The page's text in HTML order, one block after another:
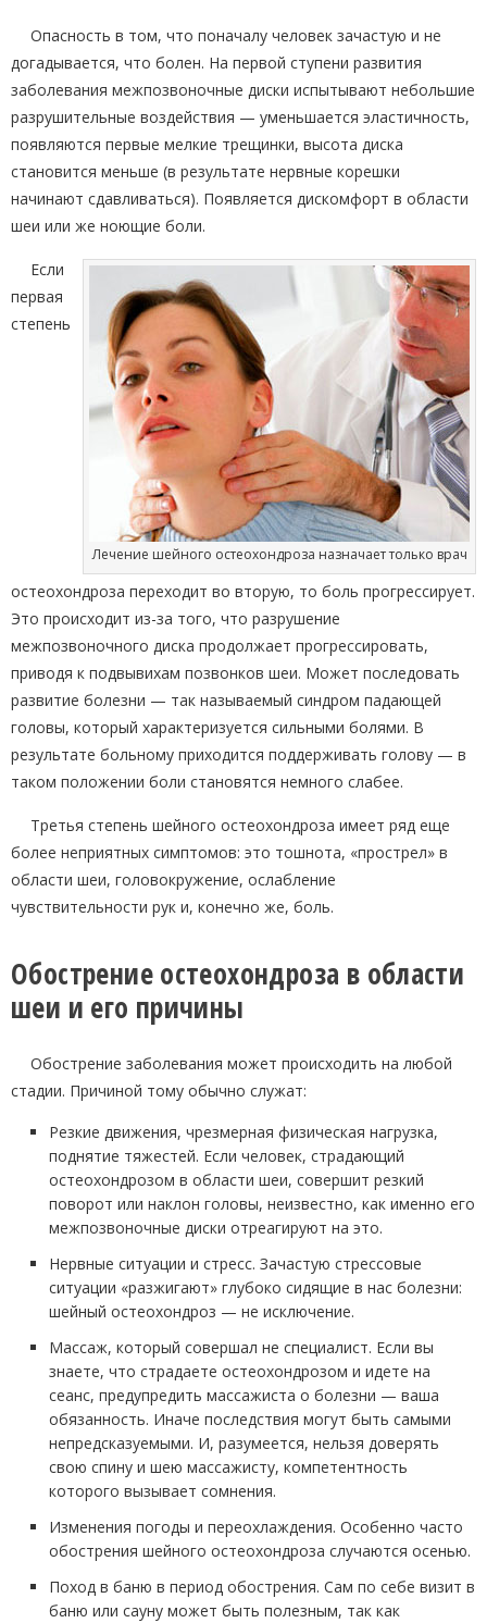
Опасность в том, что поначалу человек зачастую и не
догадывается, что болен. На первой ступени развития
заболевания межпозвоночные диски испытывают небольшие
разрушительные воздействия — уменьшается эластичность,
появляются первые мелкие трещинки, высота диска
становится меньше (в результате нервные корешки
начинают сдавливаться). Появляется дискомфорт в области
шеи или же ноющие боли.
Лечение шейного остеохондроза назначает только врач
Если
первая
степень
остеохондроза переходит во вторую, то боль прогрессирует.
Это происходит из-за того, что разрушение
межпозвоночного диска продолжает прогрессировать,
приводя к подвывихам позвонков шеи. Может последовать
развитие болезни — так называемый синдром падающей
головы, который характеризуется сильными болями. В
результате больному приходится поддерживать голову — в
таком положении боли становятся немного слабее.
Третья степень шейного остеохондроза имеет ряд еще
более неприятных симптомов: это тошнота, «прострел» в
области шеи, головокружение, ослабление
чувствительности рук и, конечно же, боль.
Обострение остеохондроза в области
шеи и его причины
Обострение заболевания может происходить на любой
стадии. Причиной тому обычно служат:
Резкие движения, чрезмерная физическая нагрузка,
поднятие тяжестей. Если человек, страдающий
остеохондрозом в области шеи, совершит резкий
поворот или наклон головы, неизвестно, как именно его
межпозвоночные диски отреагируют на это.
Нервные ситуации и стресс. Зачастую стрессовые
ситуации «разжигают» глубоко сидящие в нас болезни:
шейный остеохондроз — не исключение.
Массаж, который совершал не специалист. Если вы
знаете, что страдаете остеохондрозом и идете на
сеанс, предупредить массажиста о болезни — ваша
обязанность. Иначе последствия могут быть самыми
непредсказуемыми. И, разумеется, нельзя доверять
свою спину и шею массажисту, компетентность
которого вызывает сомнения.
Изменения погоды и переохлаждения. Особенно часто
обострения шейного остеохондроза случаются осенью.
Поход в баню в период обострения. Сам по себе визит в
баню или сауну может быть полезным, так как